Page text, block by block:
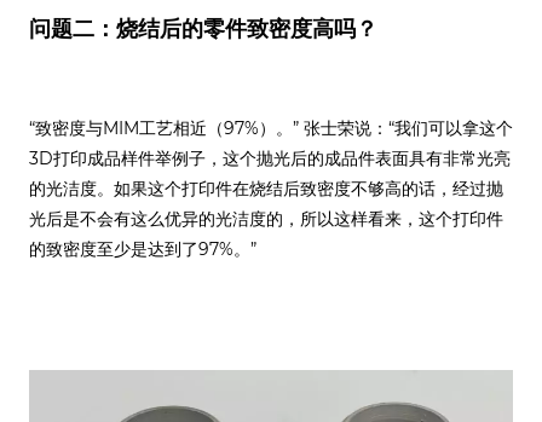
问题二：烧结后的零件致密度高吗？
“致密度与MIM工艺相近（97%）。” 张士荣说：“我们可以拿这个
3D打印成品样件举例子，这个抛光后的成品件表面具有非常光亮
的光洁度。如果这个打印件在烧结后致密度不够高的话，经过抛
光后是不会有这么优异的光洁度的，所以这样看来，这个打印件
的致密度至少是达到了97%。”